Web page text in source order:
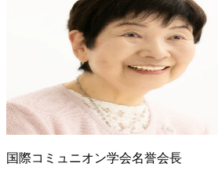
国際コミュニオン学会名誉会長